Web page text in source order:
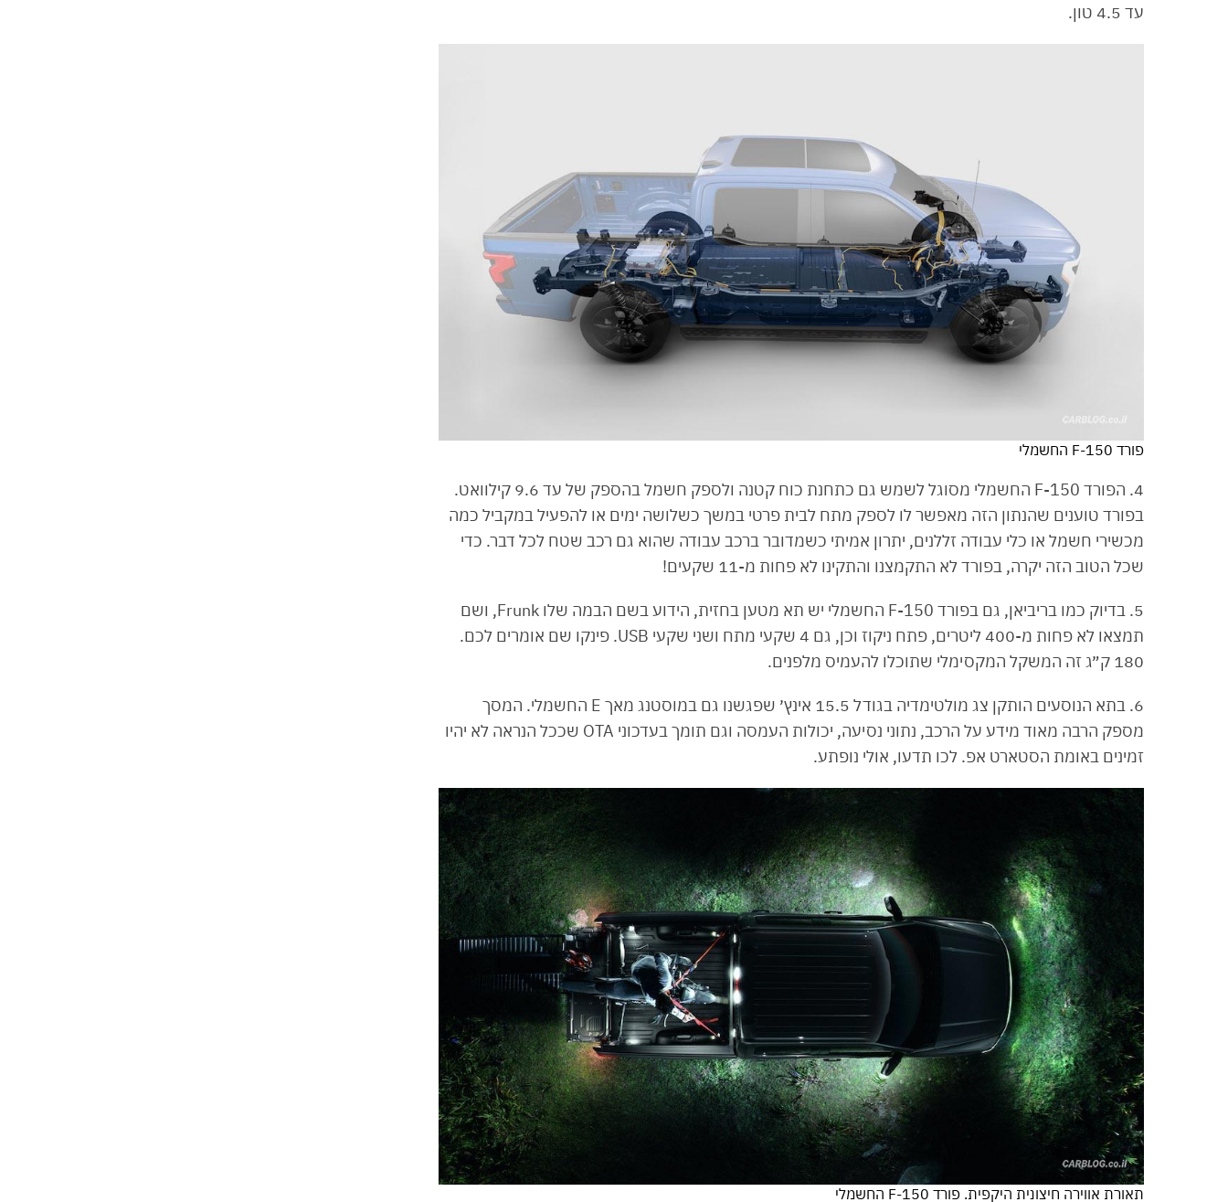
עד 4.5 טון.
פורד F-150 החשמלי
4. הפורד F-150 החשמלי מסוגל לשמש גם כתחנת כוח קטנה ולספק חשמל בהספק של עד 9.6 קילוואט.
בפורד טוענים שהנתון הזה מאפשר לו לספק מתח לבית פרטי במשך כשלושה ימים או להפעיל במקביל כמה
מכשירי חשמל או כלי עבודה זללנים, יתרון אמיתי כשמדובר ברכב עבודה שהוא גם רכב שטח לכל דבר. כדי
שכל הטוב הזה יקרה, בפורד לא התקמצנו והתקינו לא פחות מ-11 שקעים!
5. בדיוק כמו בריביאן, גם בפורד F-150 החשמלי יש תא מטען בחזית, הידוע בשם הבמה שלו Frunk, ושם
תמצאו לא פחות מ-400 ליטרים, פתח ניקוז וכן, גם 4 שקעי מתח ושני שקעי USB. פינקו שם אומרים לכם.
180 ק״ג זה המשקל המקסימלי שתוכלו להעמיס מלפנים.
6. בתא הנוסעים הותקן צג מולטימדיה בגודל 15.5 אינץ׳ שפגשנו גם במוסטנג מאך E החשמלי. המסך
מספק הרבה מאוד מידע על הרכב, נתוני נסיעה, יכולות העמסה וגם תומך בעדכוני OTA שככל הנראה לא יהיו
זמינים באומת הסטארט אפ. לכו תדעו, אולי נופתע.
תאורת אווירה חיצונית היקפית. פורד F-150 החשמלי